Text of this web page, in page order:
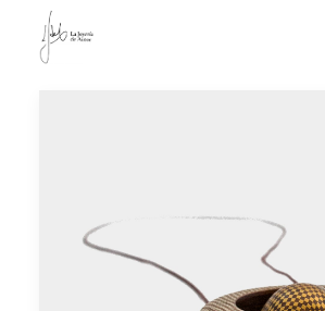
APUNTES
QUIÉN SOY